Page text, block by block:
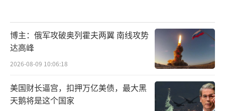
博主：俄军攻破奥列霍夫两翼 南线攻势
达高峰
2026-08-09 10:06:18
美国财长逼宫，扣押万亿美债，最大黑
天鹅将是这个国家